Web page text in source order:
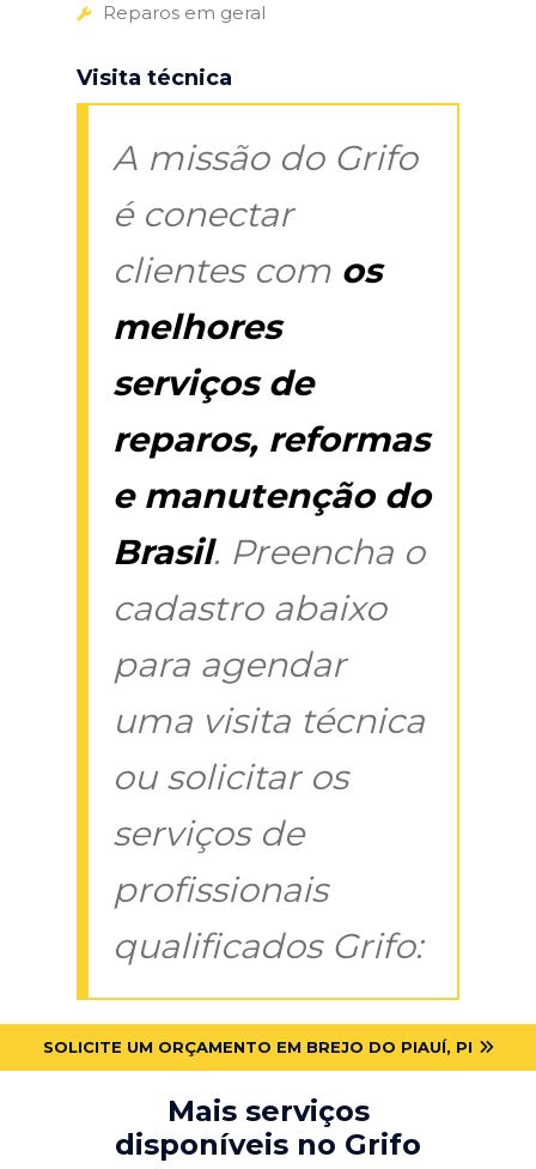
Reparos em geral
Visita técnica
A missão do Grifo
é conectar
clientes com os
melhores
serviços de
reparos, reformas
e manutenção do
Brasil. Preencha o
cadastro abaixo
para agendar
uma visita técnica
ou solicitar os
serviços de
profissionais
qualificados Grifo:
SOLICITE UM ORÇAMENTO EM BREJO DO PIAUÍ, PI
Mais serviços
disponíveis no Grifo